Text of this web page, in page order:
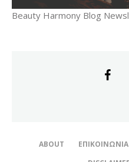
Beauty Harmony Blog
ABOUT ΕΠΙΚΟΙΝΩΝΊΑ